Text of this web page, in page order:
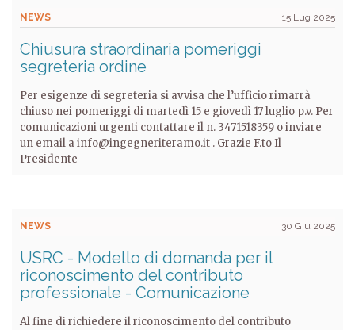
NEWS 15 Lug 2025
Chiusura straordinaria pomeriggi
segreteria ordine
Per esigenze di segreteria si avvisa che l’ufficio rimarrà
chiuso nei pomeriggi di martedì 15 e giovedì 17 luglio p.v. Per
comunicazioni urgenti contattare il n. 3471518359 o inviare
un email a info@ingegneriteramo.it . Grazie F.to Il
Presidente
NEWS 30 Giu 2025
USRC - Modello di domanda per il
riconoscimento del contributo
professionale - Comunicazione
Al fine di richiedere il riconoscimento del contributo